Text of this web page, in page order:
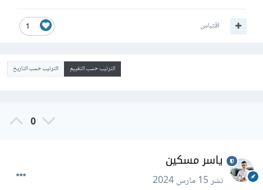
1 اقتباس
الترتيب حسب التقييم الترتيب حسب التاريخ
0
ياسر مسكين
نشر15 مارس 2024